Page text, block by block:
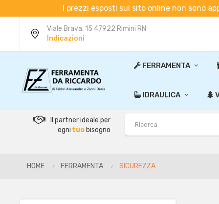
I prezzi esposti sul sito online non sono
Viale Brava, 15 47922 Rimini RN
Indicazioni
FERRAMENTA
IDRAULICA
Il partner ideale per
ogni tuo bisogno
HOME FERRAMENTA SICUREZZA